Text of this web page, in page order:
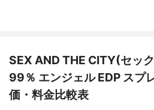
SEX AND THE CITY(セッ
99％ エンジェル EDP スプ
価・料金比較表